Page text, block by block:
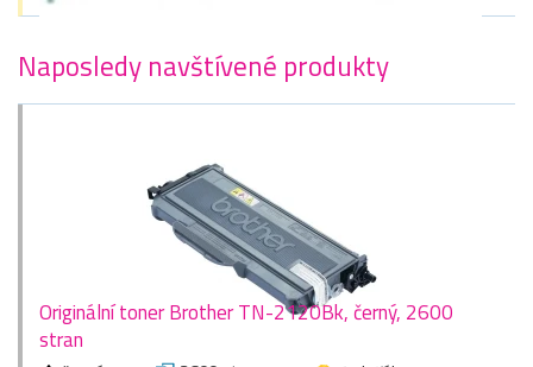
Naposledy navštívené produkty
Originální toner Brother TN-2120Bk, černý, 2600
stran